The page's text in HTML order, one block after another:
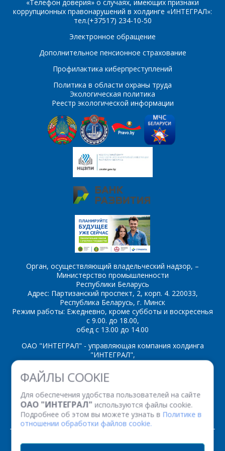
ФАЙЛЫ COOKIE
Для обеспечения удобства пользователей на сайте
ОАО "ИНТЕГРАЛ" используются файлы cookie.
Подробнее об этом вы можете узнать в Политике в
отношении обработки файлов cookie.
ПОИСК
2N5551 2SC495
2SK2498
30CTQ060 30CTQ100
54AC02
54AC04
54AC10 54AC109
54AC112
54AC138
54AC14
54AC153
54AC157
54AC174
54AC192
54AC20
54AC21 54AC240
54AC253 54AC257
54AC258 54AC273
«Телефон доверия» о случаях, имеющих признаки
коррупционных правонарушений в холдинге «ИНТЕГРАЛ»:
тел.(+37517) 234-10-50
Электронное обращение
Дополнительное пенсионное страхование
Профилактика киберпреступлений
Политика в области охраны труда
Экологическая политика
Реестр экологической информации
Орган, осуществляющий владельческий надзор, –
Министерство промышленности
Республики Беларусь
Адрес: Партизанский проспект, 2, корп. 4. 220033,
Республика Беларусь, г. Минск
Режим работы: Ежедневно, кроме субботы и воскресенья
с 9.00. до 18.00,
обед с 13.00 до 14.00
ОАО "ИНТЕГРАЛ" - управляющая компания холдинга
"ИНТЕГРАЛ",
ул. Казинца И.П., д.121А, комната 327, г. Минск, 220108,
Республика Беларусь
Факс: (+375 17) 338 12 94 УНП 100386629
Рег. номер 100386629 от 01.08.2013 г.
© 2026. Все права защищены.
E-mail*
Интересующий товар/
услуга, их количество
*
Комментарий*
- обязательные
поля
ОТПРАВИТЬ
E-mail
Интересующий товар/
Сообщение *
Я согласен на
обработку
персональных данных*
*- обязательные
поля
ОТПРАВИТЬ